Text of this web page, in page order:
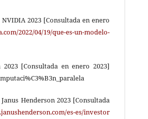
2023 [Consultada en enero
2022/04/19/que-es-un-modelo-
[Consultada en enero 2023]
Henderson 2023 [Consultada
es-es/investor